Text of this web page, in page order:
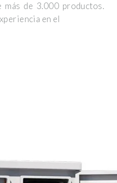
de 3.000 productos.
en el